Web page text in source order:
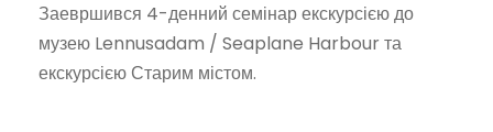
Заевршився 4-денний семінар екскурсією до
музею Lennusadam / Seaplane Harbour та
екскурсією Старим містом.